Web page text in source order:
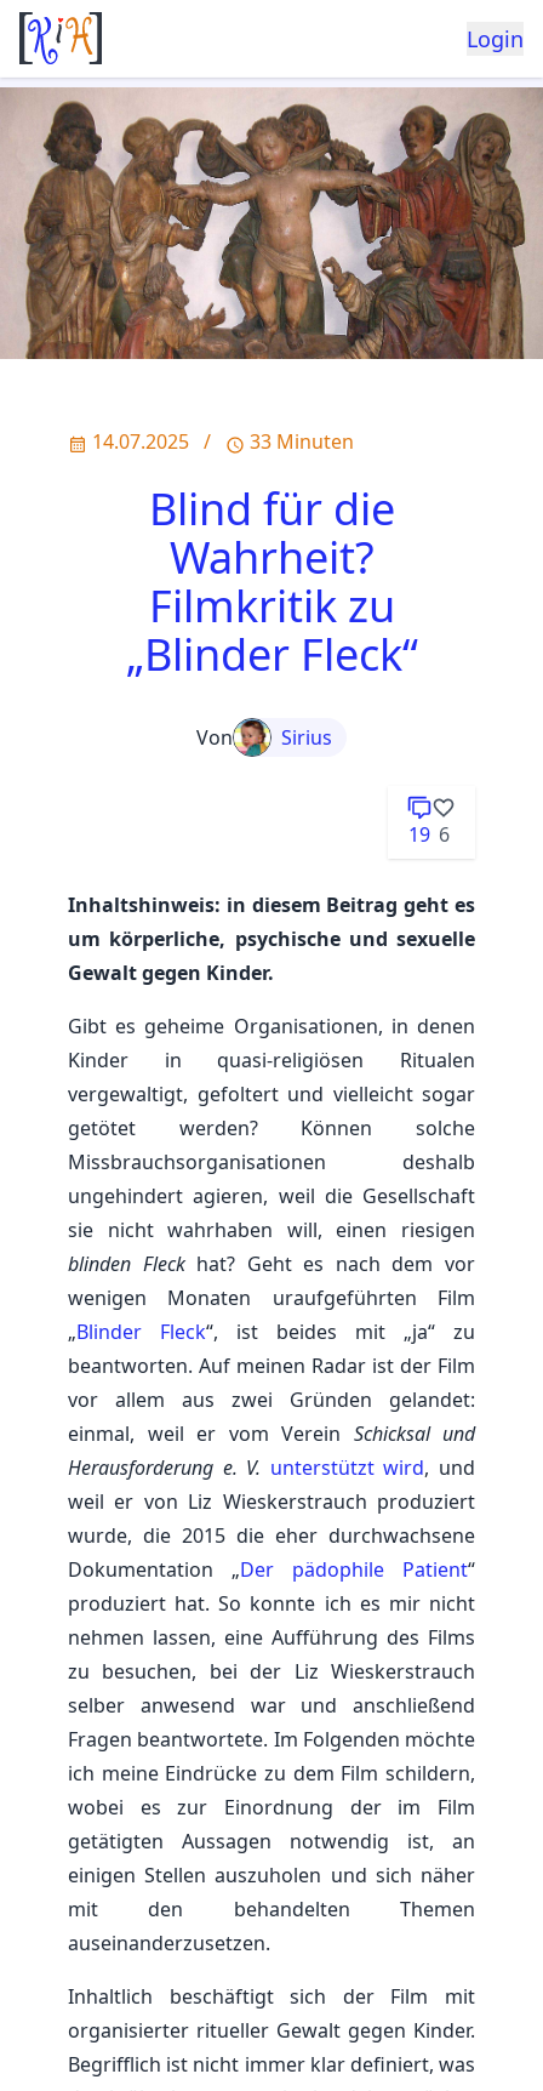
Login
14.07.2025 / 33 Minuten
Blind für die
Wahrheit?
Filmkritik zu
„Blinder Fleck“
Von Sirius
19 6
Inhaltshinweis: in diesem Beitrag geht es
um körperliche, psychische und sexuelle
Gewalt gegen Kinder.
Gibt es geheime Organisationen, in denen
Kinder in quasi-religiösen Ritualen
vergewaltigt, gefoltert und vielleicht sogar
getötet werden? Können solche
Missbrauchsorganisationen deshalb
ungehindert agieren, weil die Gesellschaft
sie nicht wahrhaben will, einen riesigen
blinden Fleckhat? Geht es nach dem vor
wenigen Monaten uraufgeführten Film
„Blinder Fleck“, ist beides mit „ja“ zu
beantworten. Auf meinen Radar ist der Film
vor allem aus zwei Gründen gelandet:
einmal, weil er vom Verein Schicksal und
Herausforderung e. V. unterstützt wird, und
weil er von Liz Wieskerstrauch produziert
wurde, die 2015 die eher durchwachsene
Dokumentation „Der pädophile Patient“
produziert hat. So konnte ich es mir nicht
nehmen lassen, eine Aufführung des Films
zu besuchen, bei der Liz Wieskerstrauch
selber anwesend war und anschließend
Fragen beantwortete. Im Folgenden möchte
ich meine Eindrücke zu dem Film schildern,
wobei es zur Einordnung der im Film
getätigten Aussagen notwendig ist, an
einigen Stellen auszuholen und sich näher
mit den behandelten Themen
auseinanderzusetzen.
Inhaltlich beschäftigt sich der Film mit
organisierter ritueller Gewalt gegen Kinder.
Begrifflich ist nicht immer klar definiert, was